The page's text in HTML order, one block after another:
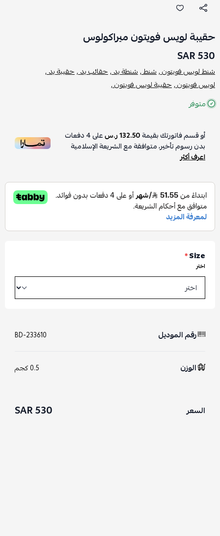
حقيبة لويس فويتون ميراكولوس
530 SAR
شنط لويس فويتون ,شنط ,شنطة يد ,حقائب يد ,حقيبة يد ,
لويس فويتون ,حقيبة لويس فويتون ,
متوفر
أو قسم فاتورتك بقيمة132.50 ر.س على4دفعات
بدون رسوم تأخير، متوافقة مع الشريعة الإسلامية
اعرف أكثر
Size
*
اختر
رقم الموديل BD-233610
الوزن 0.5 كجم
السعر 530 SAR